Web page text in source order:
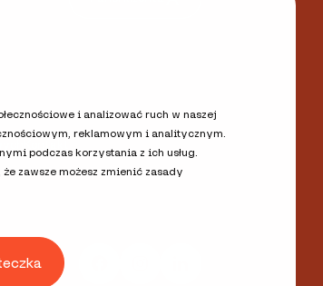
i analizować ruch w naszej
reklamowym i analitycznym.
podczas korzystania z ich usług.
zawsze możesz zmienić zasady